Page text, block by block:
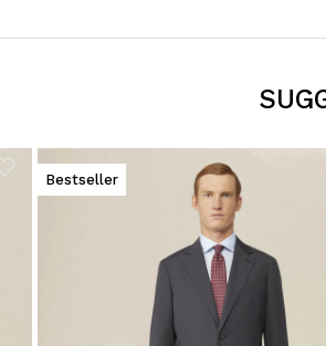
Bestseller